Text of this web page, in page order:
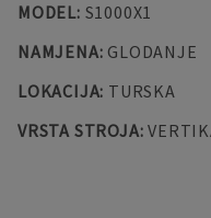
MODEL: S1000X1
NAMJENA: GLODANJE
LOKACIJA: TURSKA
VRSTA STROJA: